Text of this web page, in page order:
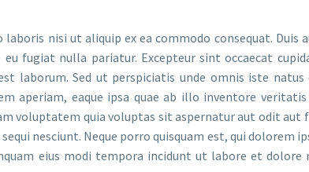
nisi ut aliquip ex ea commodo consequat. Duis
fugiat nulla pariatur. Excepteur sint occaecat
laborum. Sed ut perspiciatis unde omnis iste
aperiam, eaque ipsa quae ab illo inventore veritatis
voluptatem quia voluptas sit aspernatur aut odit aut
nesciunt. Neque porro quisquam est, qui dolorem
eius modi tempora incidunt ut labore et dolore